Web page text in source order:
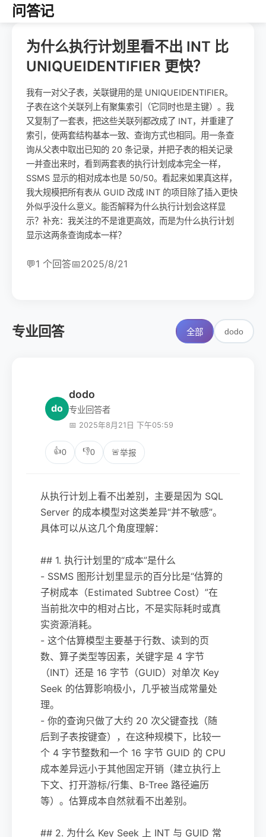
问答记
为什么执行计划里看不出 INT 比
UNIQUEIDENTIFIER 更快？
我有一对父子表，关联键用的是 UNIQUEIDENTIFIER。
子表在这个关联列上有聚集索引（它同时也是主键）。我
又复制了一套表，把这些关联列都改成了 INT，并重建了
索引，使两套结构基本一致、查询方式也相同。用一条查
询从父表中取出已知的 20 条记录，并把子表的相关记录
一并查出来时，看到两套表的执行计划成本完全一样，
SSMS 显示的相对成本也是 50/50。看起来如果真这样，
我大规模把所有表从 GUID 改成 INT 的项目除了插入更快
外似乎没什么意义。能否解释为什么执行计划会这样显
示？补充：我关注的不是谁更高效，而是为什么执行计划
显示这两条查询成本一样？
💬1 个回答📅2025/8/21
专业回答 全部 dodo
do
dodo
专业回答者
📅 2025年8月21日 下午05:59
👍0 👎0 🚨举报
从执行计划上看不出差别，主要是因为 SQL
Server 的成本模型对这类差异“并不敏感”。
具体可以从这几个角度理解：
## 1. 执行计划里的“成本”是什么
- SSMS 图形计划里显示的百分比是“估算的
子树成本（Estimated Subtree Cost）”在
当前批次中的相对占比，不是实际耗时或真
实资源消耗。
- 这个估算模型主要基于行数、读到的页
数、算子类型等因素，关键字是 4 字节
（INT）还是 16 字节（GUID）对单次 Key
Seek 的估算影响极小，几乎被当成常量处
理。
- 你的查询只做了大约 20 次父键查找（随
后到子表按键查），在这种规模下，比较一
个 4 字节整数和一个 16 字节 GUID 的 CPU
成本差异远小于其他固定开销（建立执行上
下文、打开游标/行集、B-Tree 路径遍历
等）。估算成本自然就看不出差别。
## 2. 为什么 Key Seek 上 INT 与 GUID 常